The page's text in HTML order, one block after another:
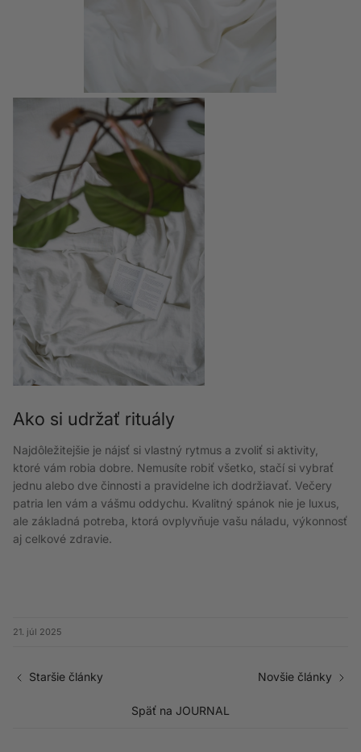
Ako si udržať rituály
Najdôležitejšie je nájsť si vlastný rytmus a zvoliť si aktivity,
ktoré vám robia dobre. Nemusíte robiť všetko, stačí si vybrať
jednu alebo dve činnosti a pravidelne ich dodržiavať. Večery
patria len vám a vášmu oddychu. Kvalitný spánok nie je luxus,
ale základná potreba, ktorá ovplyvňuje vašu náladu, výkonnosť
aj celkové zdravie.
21. júl 2025
Staršie články
Späť na JOURNAL
Novšie články